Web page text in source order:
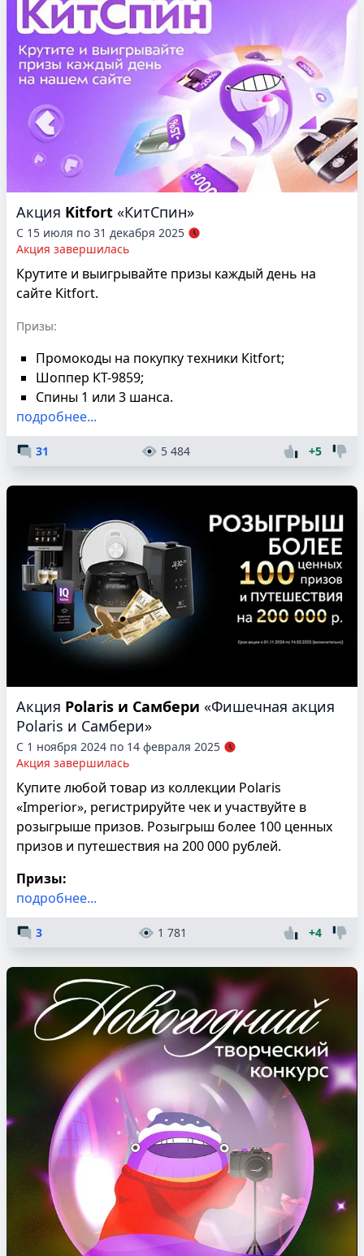
Акция Kitfort «КитСпин»
С 15 июля по 31 декабря 2025
Акция завершилась
Крутите и выигрывайте призы каждый день на
сайте Kitfort.
Призы:
Промокоды на покупку техники Кitfort;
Шоппер КТ-9859;
Спины 1 или 3 шанса.
подробнее...
31 5 484 +5
Акция Polaris и Самбери «Фишечная акция
Polaris и Самбери»
С 1 ноября 2024 по 14 февраля 2025
Акция завершилась
Купите любой товар из коллекции Polaris
«Imperior», регистрируйте чек и участвуйте в
розыгрыше призов. Розыгрыш более 100 ценных
призов и путешествия на 200 000 рублей.
Призы:
подробнее...
3 1 781 +4